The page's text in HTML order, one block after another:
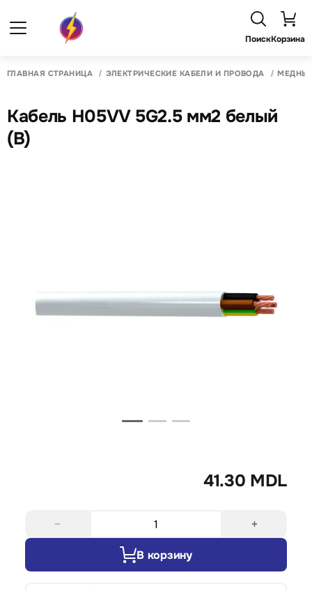
ПоискКорзина
ГЛАВНАЯ СТРАНИЦА ЭЛЕКТРИЧЕСКИЕ КАБЕЛИ И ПРОВОДА
Кабель H05VV 5G2.5 мм2 белый
(B)
41.30 MDL
− +
В корзину